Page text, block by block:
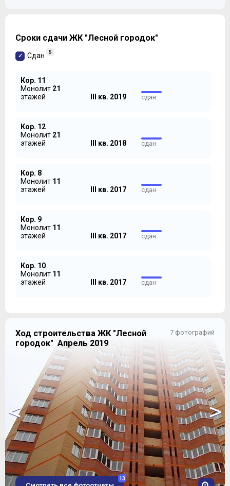
Сроки сдачи ЖК "Лесной городок"
Сдан 5
Кор. 11
Монолит 21
этажей
III кв. 2019 сдан
Кор. 12
Монолит 21
этажей
III кв. 2018 сдан
Кор. 8
Монолит 11
этажей
III кв. 2017 сдан
Кор. 9
Монолит 11
этажей
III кв. 2017 сдан
Кор. 10
Монолит 11
этажей
III кв. 2017 сдан
7 фотографий
Ход строительства ЖК "Лесной
городок" Апрель 2019
< >
13